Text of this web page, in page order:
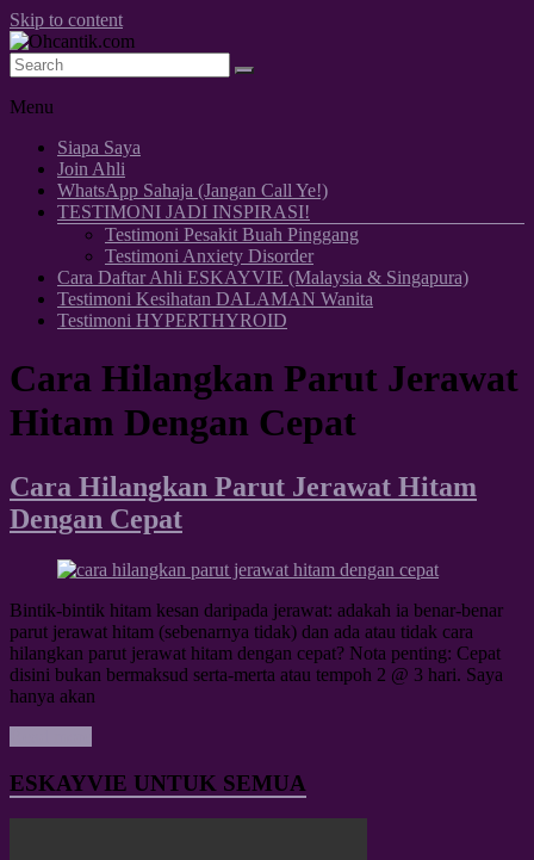
Skip to content
Kesihatan, Kecantikan & Awet Muda
Menu
Siapa Saya
Join Ahli
WhatsApp Sahaja (Jangan Call Ye!)
TESTIMONI JADI INSPIRASI!
Testimoni Pesakit Buah Pinggang
Testimoni Anxiety Disorder
Cara Daftar Ahli ESKAYVIE (Malaysia & Singapura)
Testimoni Kesihatan DALAMAN Wanita
Testimoni HYPERTHYROID
Cara Hilangkan Parut Jerawat
Hitam Dengan Cepat
Cara Hilangkan Parut Jerawat Hitam
Dengan Cepat
Bintik-bintik hitam kesan daripada jerawat: adakah ia benar-benar
parut jerawat hitam (sebenarnya tidak) dan ada atau tidak cara
hilangkan parut jerawat hitam dengan cepat? Nota penting: Cepat
disini bukan bermaksud serta-merta atau tempoh 2 @ 3 hari. Saya
hanya akan
ESKAYVIE UNTUK SEMUA